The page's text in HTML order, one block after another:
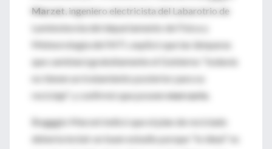
Marzet, ingeniero electricista del Labarotrio de
Luminotecnia del departamento de Física y
Meteorología del INTI, explicó que las lámparas
que cambiará gratuitamente el Gobierno “todavía
no tienen un tratamiento posterior para su
reciclaje” y confirmó que poseenmercurio
Bogggio Marzet indicó que el plan de reciclado
debería incluir un buen estudio porque “lo ideal” es